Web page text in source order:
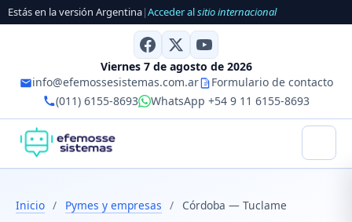
Estás en la versión Argentina|Acceder alsitio internacional
Viernes 7 de agosto de 2026
info@efemossesistemas.com.ar
Formulario de contacto
(011) 6155-8693
WhatsApp +54 9 11 6155-8693
Inicio / Pymes y empresas / Córdoba — Tuclame